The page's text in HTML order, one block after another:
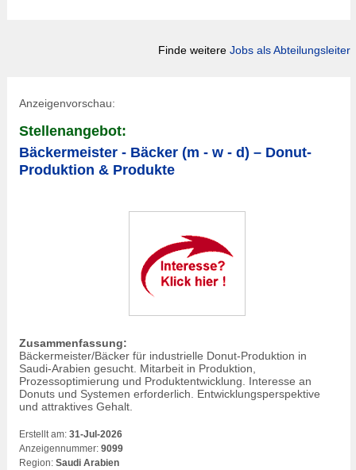
Finde weitere Jobs als Abteilungsleiter
Anzeigenvorschau:
Stellenangebot:
Bäckermeister - Bäcker (m - w - d) – Donut-
Produktion & Produkte
Zusammenfassung:
Bäckermeister/Bäcker für industrielle Donut-Produktion in
Saudi-Arabien gesucht. Mitarbeit in Produktion,
Prozessoptimierung und Produktentwicklung. Interesse an
Donuts und Systemen erforderlich. Entwicklungsperspektive
und attraktives Gehalt.
Erstellt am: 31-Jul-2026
Anzeigennummer: 9099
Region: Saudi Arabien